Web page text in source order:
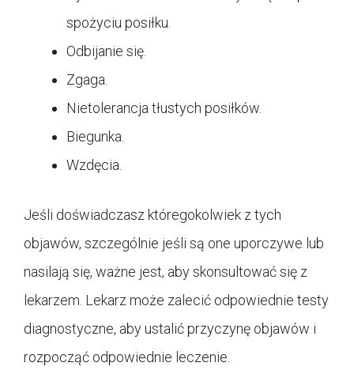
spożyciu posiłku.
Odbijanie się.
Zgaga.
Nietolerancja tłustych posiłków.
Biegunka.
Wzdęcia.
Jeśli doświadczasz któregokolwiek z tych
objawów, szczególnie jeśli są one uporczywe lub
nasilają się, ważne jest, aby skonsultować się z
lekarzem. Lekarz może zalecić odpowiednie testy
diagnostyczne, aby ustalić przyczynę objawów i
rozpocząć odpowiednie leczenie.